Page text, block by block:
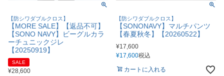
【防シワダブルクロス】
【MORE SALE】【返品不可】
【SONO NAVY】ビーグルカラ
ーチュニックジレ
【20250919】
SALE
¥28,600
【防シワダブルクロス】
【SONONAVY】マルチパンツ
【春夏秋冬】【20260522】
¥17,600
¥17,600税込
カートに入れる